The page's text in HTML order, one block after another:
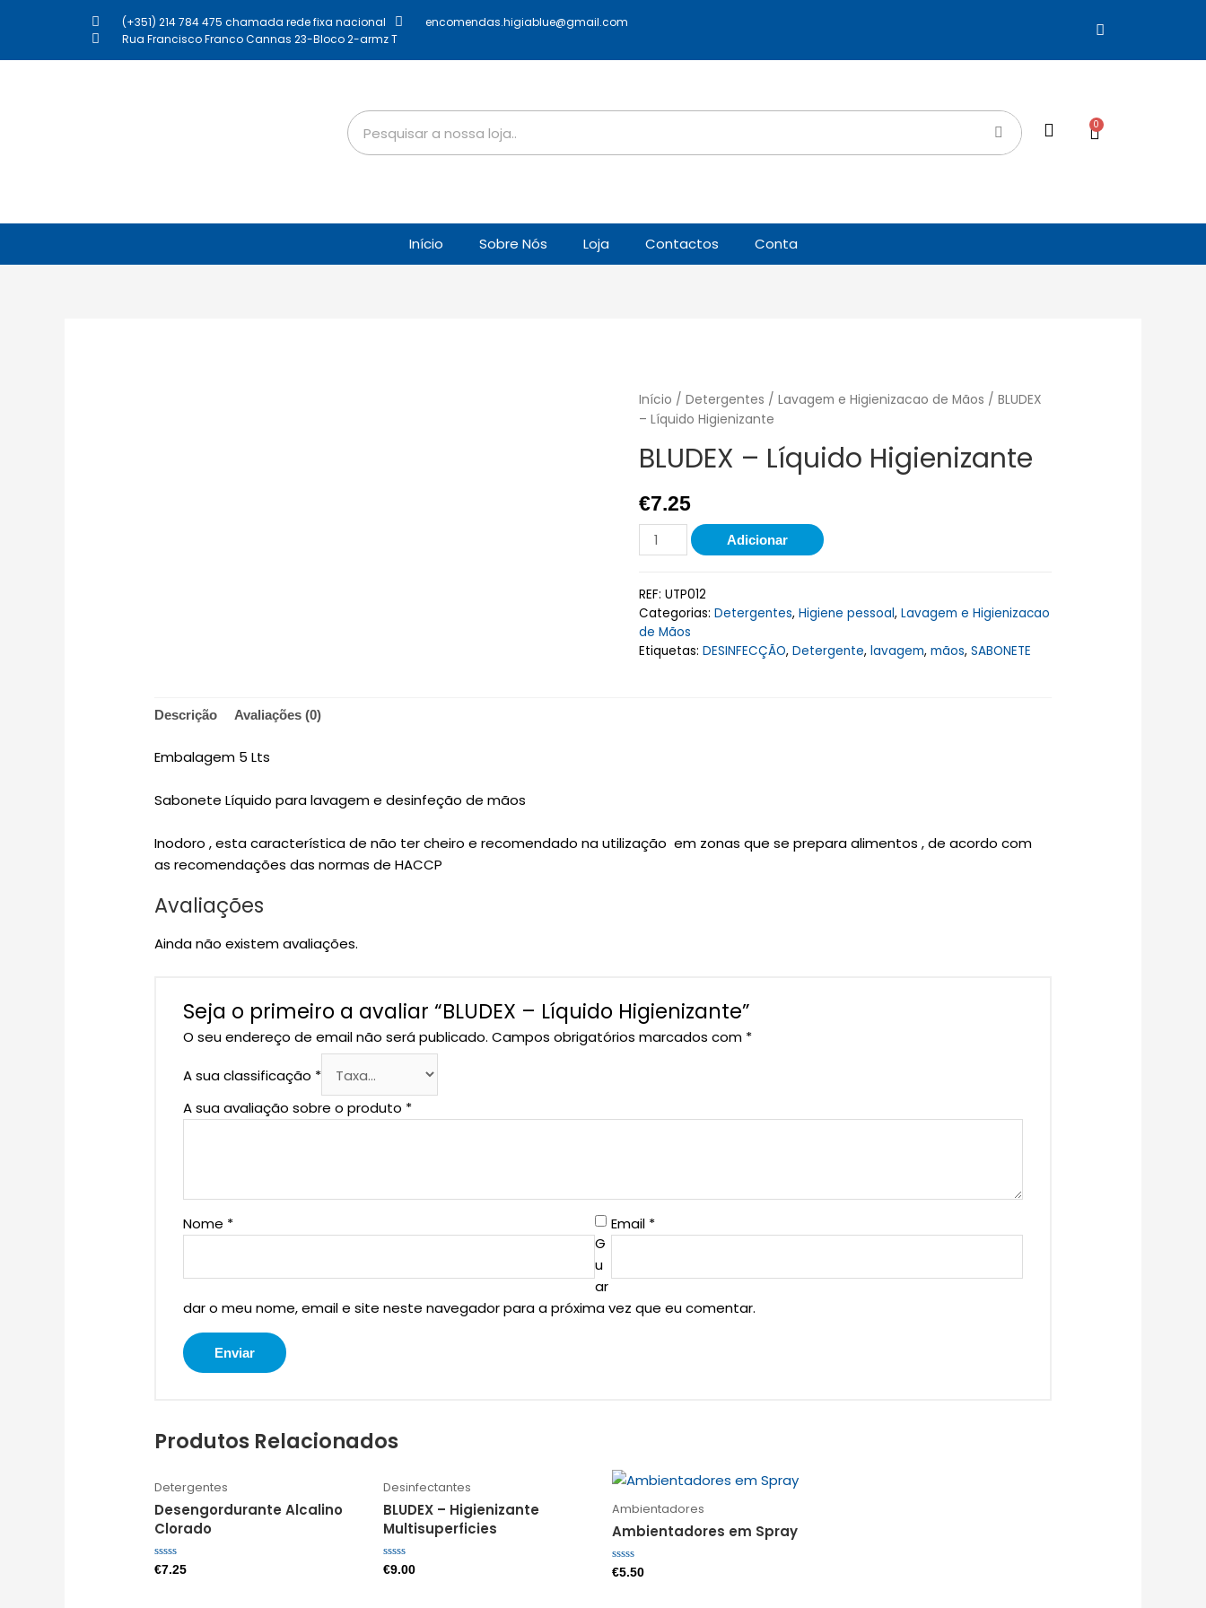
(+351) 214 784 475 chamada rede fixa nacional
encomendas.higiablue@gmail.com
Rua Francisco Franco Cannas 23-Bloco 2-armz T
0
Início Sobre Nós Loja Contactos Conta
Início / Detergentes / Lavagem e Higienizacao de Mãos / BLUDEX
– Líquido Higienizante
BLUDEX – Líquido Higienizante
€7.25
Adicionar
REF: UTP012
Categorias: Detergentes, Higiene pessoal, Lavagem e Higienizacao
de Mãos
Etiquetas: DESINFECÇÃO, Detergente, lavagem, mãos, SABONETE
Descrição Avaliações (0)
Embalagem 5 Lts
Sabonete Líquido para lavagem e desinfeção de mãos
Inodoro , esta característica de não ter cheiro e recomendado na utilização em zonas que se prepara alimentos , de acordo com
as recomendações das normas de HACCP
Avaliações
Ainda não existem avaliações.
Seja o primeiro a avaliar “BLUDEX – Líquido Higienizante”
O seu endereço de email não será publicado. Campos obrigatórios marcados com *
A sua classificação *
A sua avaliação sobre o produto *
Nome * Email *
G
u
ar
dar o meu nome, email e site neste navegador para a próxima vez que eu comentar.
Produtos Relacionados
Detergentes
Desengordurante Alcalino
Clorado
Avaliação
0
€7.25
Desinfectantes
BLUDEX – Higienizante
Multisuperficies
Avaliação
0
€9.00
Ambientadores
Ambientadores em Spray
Avaliação
0
€5.50